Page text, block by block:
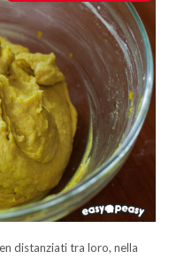
distanziati tra loro, nella